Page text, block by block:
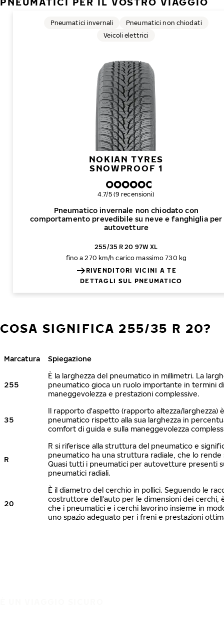
NOKIAN TYRES
SNOWPROOF 1
Pneumatico invernale non chiodato con
comportamento prevedibile su neve e fanghiglia per
autovetture
Pneumatici invernali
Pneumatici non chiodati
Veicoli elettrici
Valutazione complessiva
4.7/5 (9 recensioni)
255/35 R 20 97W XL
fino a 270 km/h carico massimo 730 kg
RIVENDITORI VICINI A TE
DETTAGLI SUL PNEUMATICO
COSA SIGNIFICA 255/35 R 20?
Marcatura Spiegazione
255
È la larghezza del pneumatico in millimetri. La
pneumatico gioca un ruolo importante in termini
maneggevolezza e prestazioni complessive.
35
Il rapporto d'aspetto (rapporto altezza/larghezza)
pneumatico rispetto alla sua larghezza in
comfort di guida e sulla maneggevolezza
R
R si riferisce alla struttura del pneumatico e
pneumatico ha una struttura radiale, che lo rende
Quasi tutti i pneumatici per autovetture presenti
pneumatici radiali.
20
È il diametro del cerchio in pollici. Seguendo le
costruttore dell'auto per le dimensioni dei cerchi,
che i pneumatici e i cerchi lavorino insieme in
uno spazio adeguato per i freni e prestazioni